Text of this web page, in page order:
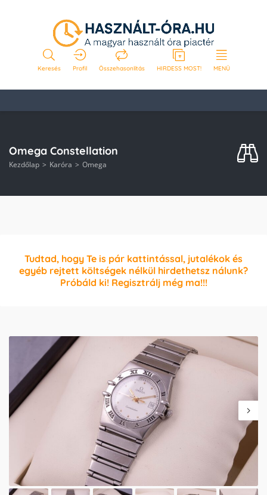
Keresés Profil Összehasonlítás HIRDESS MOST! MENÜ
Omega Constellation
Kezdőlap Karóra Omega
Tudtad, hogy Te is pár kattintással, jutalékok és
egyéb rejtett költségek nélkül hirdethetsz nálunk?
Próbáld ki! Regisztrálj még ma!!!